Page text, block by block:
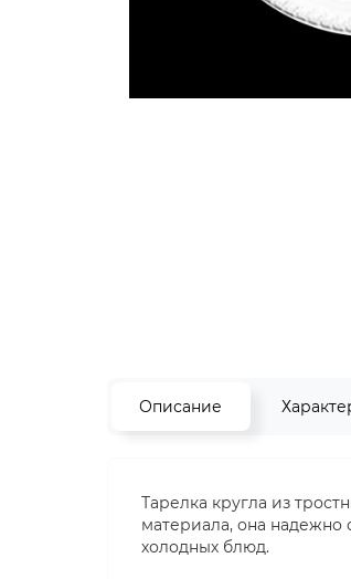
Описание
Тарелка кругла из
материала, она надежно
холодных блюд.